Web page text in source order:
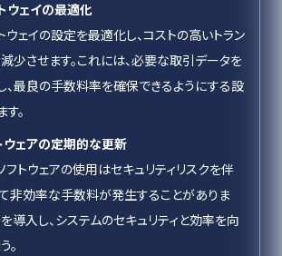
ウェイの最適化
ェイの設定を最適化し、コストの高いトラン
少させます。これには、必要な取引データを
、最良の手数料率を確保できるようにする設
。
ウェアの定期的な更新
トウェアの使用はセキュリティリスクを伴
て非効率な手数料が発生することがありま
導入し、システムのセキュリティと効率を向
。